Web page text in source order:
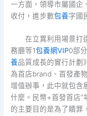
一方面，領導市屬國企
收付，進步數包養字國
在立異利用場景打
務廳等1包養網VIP0部
養品質成長的實行計劃
為首店brand、首發產
增值辦事，此中就包含
什麼。民幣+首發首店”
的主要目的是為了贖罪